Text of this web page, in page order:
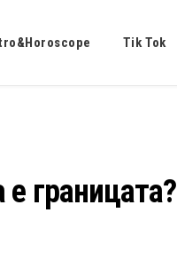
Tik Tok
е границата?